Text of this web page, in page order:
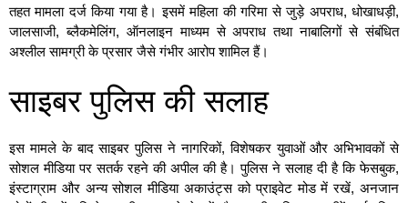
तहत मामला दर्ज किया गया है। इसमें महिला की गरिमा से जुड़े अपराध, धोखाधड़ी,
जालसाजी, ब्लैकमेलिंग, ऑनलाइन माध्यम से अपराध तथा नाबालिगों से संबंधित
अश्लील सामग्री के प्रसार जैसे गंभीर आरोप शामिल हैं।
साइबर पुलिस की सलाह
इस मामले के बाद साइबर पुलिस ने नागरिकों, विशेषकर युवाओं और अभिभावकों से
सोशल मीडिया पर सतर्क रहने की अपील की है। पुलिस ने सलाह दी है कि फेसबुक,
इंस्टाग्राम और अन्य सोशल मीडिया अकाउंट्स को प्राइवेट मोड में रखें, अनजान